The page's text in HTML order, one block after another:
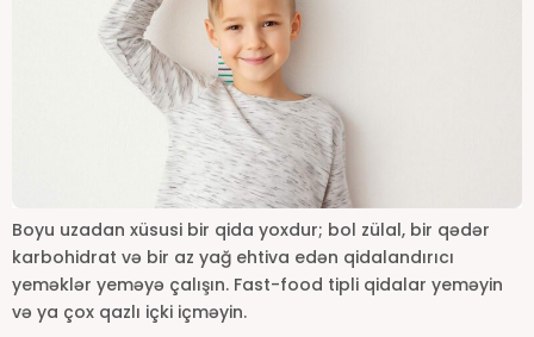
Boyu uzadan xüsusi bir qida yoxdur; bol zülal, bir qədər
karbohidrat və bir az yağ ehtiva edən qidalandırıcı
yeməklər yeməyə çalışın. Fast-food tipli qidalar yeməyin
və ya çox qazlı içki içməyin.